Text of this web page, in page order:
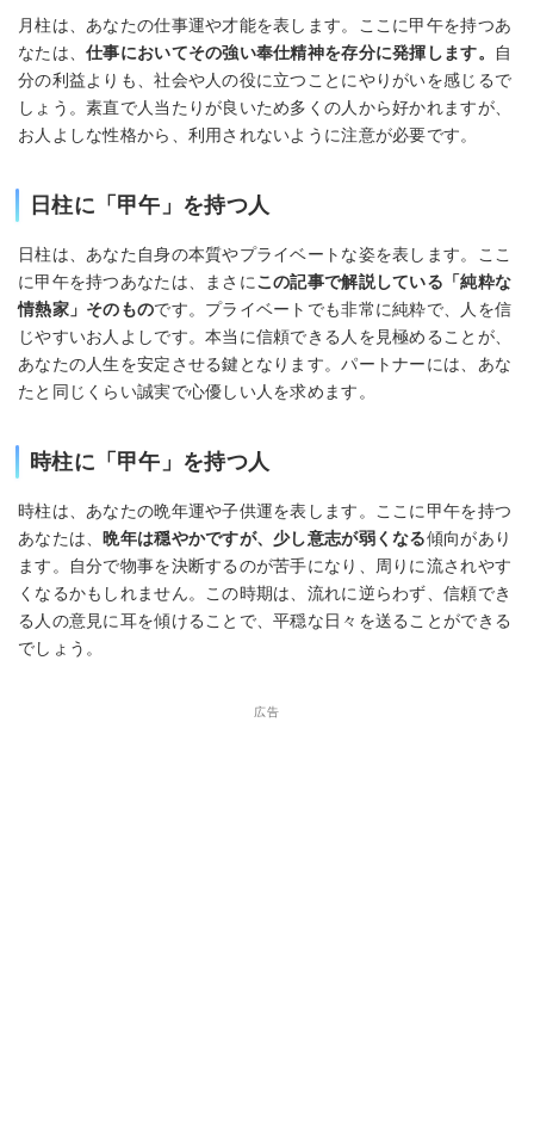
月柱は、あなたの仕事運や才能を表します。ここに甲午を持つあ
なたは、仕事においてその強い奉仕精神を存分に発揮します。
自
分の利益よりも、社会や人の役に立つことにやりがいを感じるで
しょう。素直で人当たりが良いため多くの人から好かれますが、
お人よしな性格から、利用されないように注意が必要です。
日柱に「甲午」を持つ人
日柱は、あなた自身の本質やプライベートな姿を表します。ここ
に甲午を持つあなたは、まさにこの記事で解説している「純粋な
情熱家」そのものです。プライベートでも非常に純粋で、人を信
じやすいお人よしです。本当に信頼できる人を見極めることが、
あなたの人生を安定させる鍵となります。パートナーには、あな
たと同じくらい誠実で心優しい人を求めます。
時柱に「甲午」を持つ人
時柱は、あなたの晩年運や子供運を表します。ここに甲午を持つ
あなたは、 晩年は穏やかですが、少し意志が弱くなる傾向があり
ます。自分で物事を決断するのが苦手になり、周りに流されやす
くなるかもしれません。この時期は、流れに逆らわず、信頼でき
る人の意見に耳を傾けることで、平穏な日々を送ることができる
でしょう。
広告